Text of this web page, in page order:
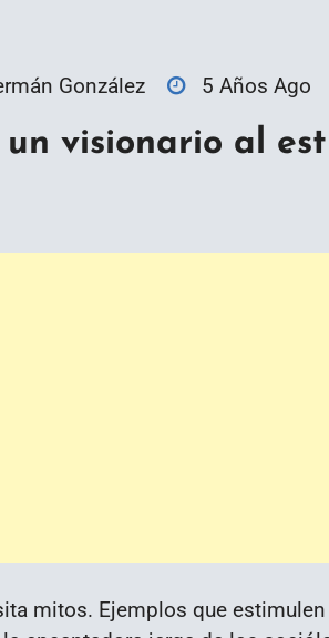
González 5 Años Ago
un visionario al
mitos. Ejemplos que